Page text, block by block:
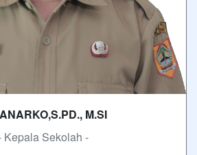
M.SI
Kepala Sekolah -